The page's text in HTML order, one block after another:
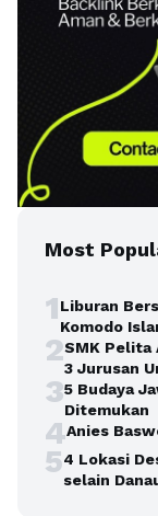
Most
1Liburan
Komodo
2SMK Pelita
3 Jurusan
35 Budaya
Ditemukan
4Anies
54 Lokasi
selain